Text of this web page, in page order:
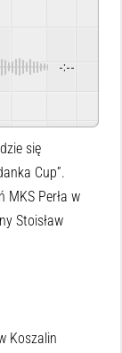
-:--
się
Cup”.
Perła w
Stoisław
Koszalin